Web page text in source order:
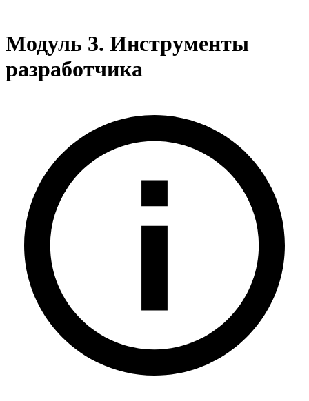
Модуль 3. Инструменты
разработчика